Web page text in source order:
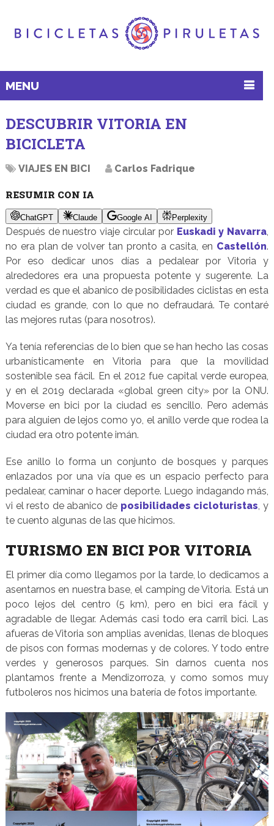
MENU
DESCUBRIR VITORIA EN
BICICLETA
VIAJES EN BICI Carlos Fadrique
RESUMIR CON IA
ChatGPT Claude Google AI Perplexity
Después de nuestro viaje circular por Euskadi y Navarra
no era plan de volver tan pronto a casita, en Castellón.
Por eso dedicar unos días a pedalear por Vitoria y
alrededores era una propuesta potente y sugerente. La
verdad es que el abanico de posibilidades ciclistas en esta
ciudad es grande, con lo que no defraudará. Te contaré
las mejores rutas (para nosotros).
Ya tenía referencias de lo bien que se han hecho las cosas
urbanísticamente en Vitoria para que la movilidad
sostenible sea fácil. En el 2012 fue capital verde europea,
y en el 2019 declarada «global green city» por la ONU.
Moverse en bici por la ciudad es sencillo. Pero además
para alguien de lejos como yo, el anillo verde que rodea la
ciudad era otro potente imán.
Ese anillo lo forma un conjunto de bosques y parques
enlazados por una vía que es un espacio perfecto para
pedalear, caminar o hacer deporte. Luego indagando más,
vi el resto de abanico de posibilidades cicloturistas , y
te cuento algunas de las que hicimos.
TURISMO EN BICI POR VITORIA
El primer día como llegamos por la tarde, lo dedicamos a
asentarnos en nuestra base, el camping de Vitoria. Está un
poco lejos del centro (5 km), pero en bici era fácil y
agradable de llegar. Además casi todo era carril bici. Las
afueras de Vitoria son amplias avenidas, llenas de bloques
de pisos con formas modernas y de colores. Y todo entre
verdes y generosos parques. Sin darnos cuenta nos
plantamos frente a Mendizorroza, y como somos muy
futboleros nos hicimos una batería de fotos importante.